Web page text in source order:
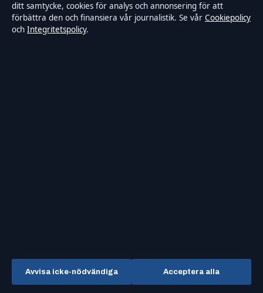
Samtidsmagasinet
Sverigefokuserad bevakning av
FÖRETAGET
Källor & standarder
ditt samtycke, cookies för analys och annonsering för att
förbättra den och finansiera vår journalistik. Se vår Cookiepolicy
och Integritetspolicy.
Avvisa icke-nödvändiga Acceptera alla